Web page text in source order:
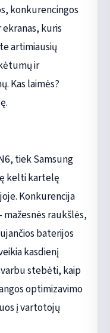
konkurencingos
kuris
artimiausių
ir
Kas laimės?
tiek Samsung
kelti kartelę
Konkurencija
raukšlės,
baterijos
kasdienį
stebėti, kaip
optimizavimo
į vartotojų